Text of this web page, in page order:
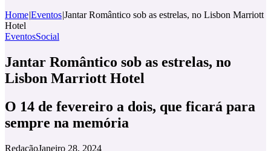
Home|Eventos|Jantar Romântico sob as estrelas, no Lisbon Marriott
Hotel
EventosSocial
Jantar Romântico sob as estrelas, no
Lisbon Marriott Hotel
O 14 de fevereiro a dois, que ficará para
sempre na memória
RedaçãoJaneiro 28, 2024